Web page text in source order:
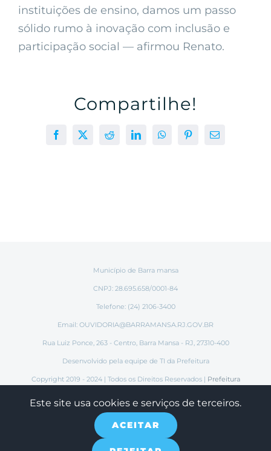
instituições de ensino, damos um passo
sólido rumo à inovação com inclusão e
participação social — afirmou Renato.
Compartilhe!
Facebook
X RedditLinkedInWhatsAppPinterest
E-
Município de Barra mansa
CNPJ: 28.695.658/0001-84
Telefone: (24) 2106-3400
Email: OUVIDORIA@BARRAMANSA.RJ.GOV.BR
Rua Luiz Ponce, 263 - Centro, Barra Mansa - RJ, 27310-400
Desenvolvido pela equipe de TI da Prefeitura
Copyright 2019 - 2024 | Todos os Direitos Reservados | Prefeitura
Municipal de Barra Mansa
Facebook
Este site usa cookies e serviços de terceiros.
ACEITAR